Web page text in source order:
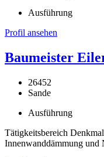
Ausführung
Profil ansehen
Baumeister
26452
Sande
Ausführung
Tätigkeitsbereich
Innenwanddämmung und